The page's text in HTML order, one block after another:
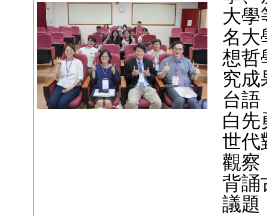
大學
名大
想哲
究成
台語
白先
世代
觀察
背誦
議題